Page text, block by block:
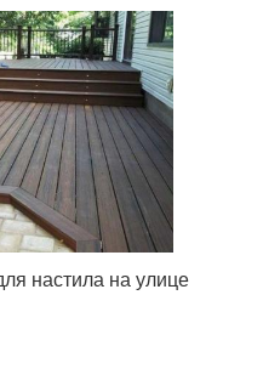
настила на улице